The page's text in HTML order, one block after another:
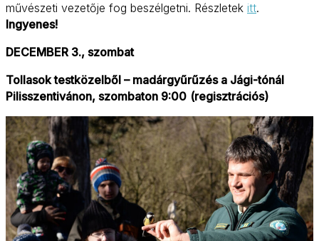
művészeti vezetője fog beszélgetni. Részletek itt.
Ingyenes!
DECEMBER 3., szombat
Tollasok testközelből – madárgyűrűzés a Jági-tónál
Pilisszentivánon, szombaton 9:00 (regisztrációs)